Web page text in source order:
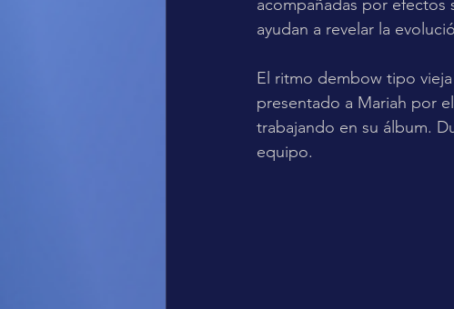
acompañadas por
ayudan a revelar la
El ritmo dembow tipo
presentado a Mariah por
trabajando en su álbum.
equipo.